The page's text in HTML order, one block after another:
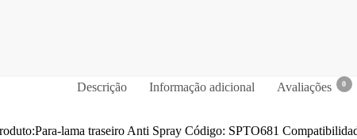
Descrição Informação adicional Avaliações 0
lama traseiro Anti Spray Código: SPTO681